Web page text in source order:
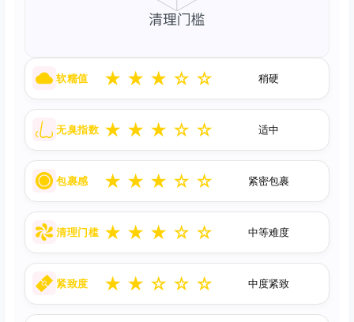
软糯值 ★ ★ ★ ☆ ☆ 稍硬
无臭指数 ★ ★ ★ ☆ ☆ 适中
包裹感 ★ ★ ★ ☆ ☆ 紧密包裹
清理门槛 ★ ★ ★ ☆ ☆ 中等难度
紧致度 ★ ★ ☆ ☆ ☆ 中度紧致